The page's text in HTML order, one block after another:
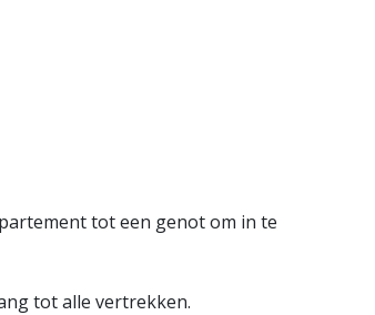
tot een genot om in te
tot alle vertrekken.